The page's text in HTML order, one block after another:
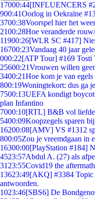
17000:44[INFLUENCERS
900:41Oorlog in Oekraïne
3700:38Voorspel hier het
2100:28Hoe veranderde
11900:26[WLR SC #417]
16700:23Vandaag 40 jaar
000:22[ATP Tour] #169 Tosti
25600:21Vrouwen willen
3400:21Hoe kom je van egels
800:19Woningtekort: dus ga
7500:13UEFA kondigt
plan Infantino
7000:10[RTL] B&B vol liefde
5400:09Koopzegels sparen
16200:08[AMV] VS #1312
800:05Zou je vreemdgaan in
16300:00[PlayStation #184]
4523:57Abdul A. (27) als
31 23:55Covid19 the
13623:49[AKQ] #3384 Topic
antwoorden.
1023:46[SBS6] De